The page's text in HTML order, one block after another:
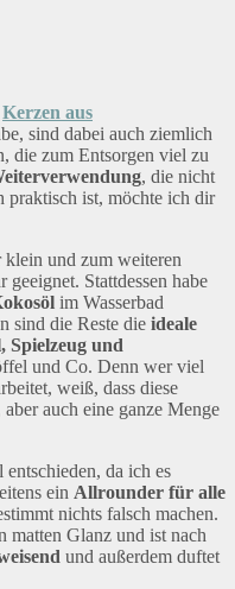
Kerzen aus
sind dabei auch ziemlich
die zum Entsorgen viel zu
, die nicht
praktisch ist, möchte ich dir
klein und zum weiteren
Stattdessen habe
im Wasserbad
sind die Reste die ideale
Spielzeug und
und Co. Denn wer viel
weiß, dass diese
auch eine ganze Menge
da ich es
ein Allrounder für alle
nichts falsch machen.
matten Glanz und ist nach
und außerdem duftet